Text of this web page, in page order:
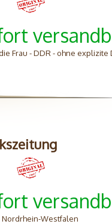
Frau - DDR - ohne explizite
Westfalen